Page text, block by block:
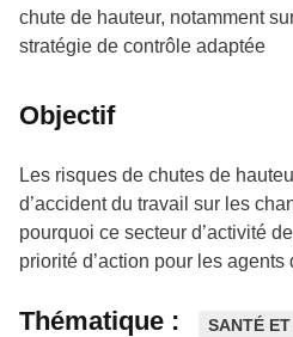
chute de hauteur, notamment
stratégie de contrôle adaptée
Objectif
Les risques de chutes de
d’accident du travail sur les
pourquoi ce secteur d’activité
priorité d’action pour les
Thématique : SANTÉ